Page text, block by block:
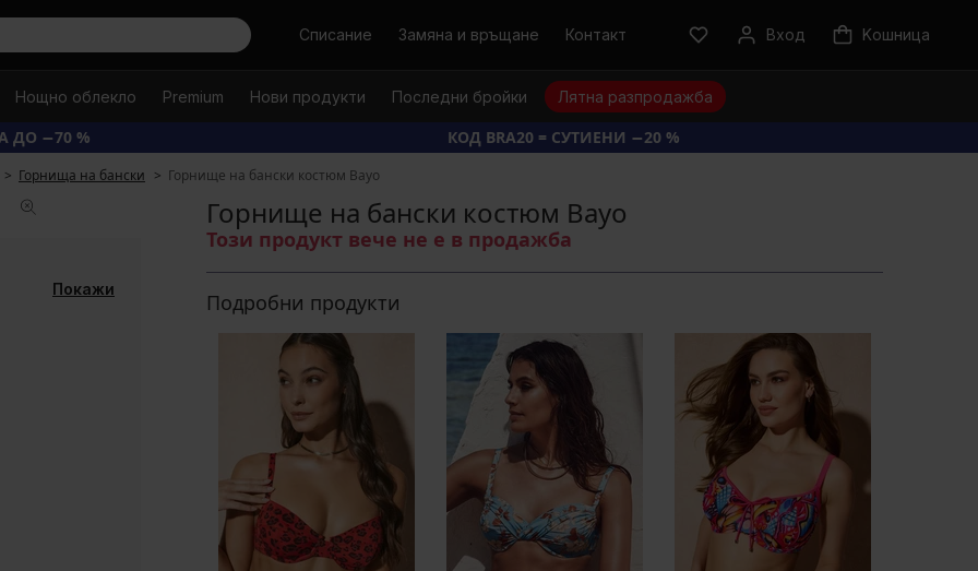
ТърсиСписание Замяна и връщане Контакт Вход Kошница
Нощно облекло Premium Нови продукти Последни бройки Лятна разпродажба
ДО −70 % КОД BRA20 = СУТИЕНИ −20 %
Горнища на бански Горнище на бански костюм Bayo
Покажи
Горнище на бански костюм Bayo
Този продукт вече не е в продажба
Подробни продукти